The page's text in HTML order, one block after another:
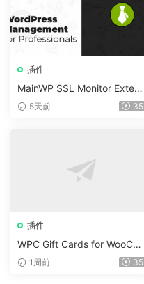
插件
MainWP SSL Monitor Extens
ion v5.2
5天前 35
插件
WPC Gift Cards for WooCo
mmerce (Premium) v1.0.2
1周前 35